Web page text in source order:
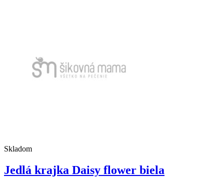
Skladom
Jedlá krajka Daisy flower biela